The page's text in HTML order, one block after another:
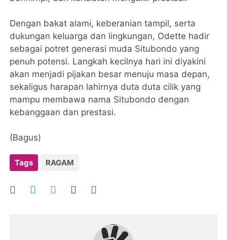
Dengan bakat alami, keberanian tampil, serta
dukungan keluarga dan lingkungan, Odette hadir
sebagai potret generasi muda Situbondo yang
penuh potensi. Langkah kecilnya hari ini diyakini
akan menjadi pijakan besar menuju masa depan,
sekaligus harapan lahirnya duta duta cilik yang
mampu membawa nama Situbondo dengan
kebanggaan dan prestasi.
(Bagus)
Tags RAGAM